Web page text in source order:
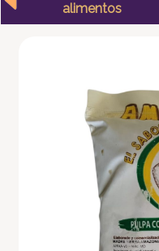
alimentos